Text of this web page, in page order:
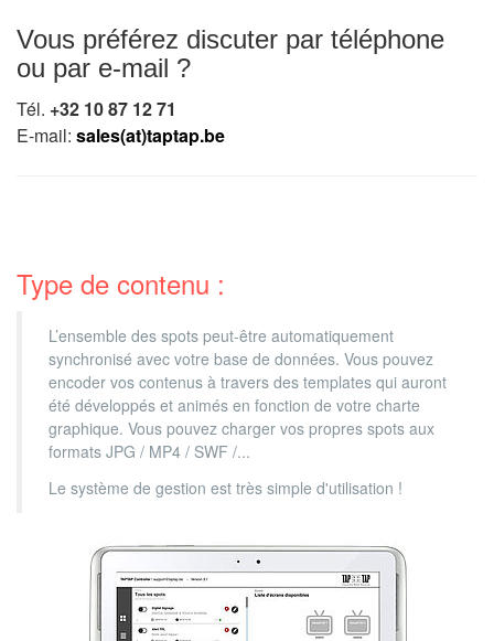
Vous préférez discuter par téléphone
ou par e-mail ?
Tél. +32 10 87 12 71
E-mail: sales(at)taptap.be
Type de contenu :
L’ensemble des spots peut-être automatiquement
synchronisé avec votre base de données. Vous pouvez
encoder vos contenus à travers des templates qui auront
été développés et animés en fonction de votre charte
graphique. Vous pouvez charger vos propres spots aux
formats JPG / MP4 / SWF /...
Le système de gestion est très simple d'utilisation !